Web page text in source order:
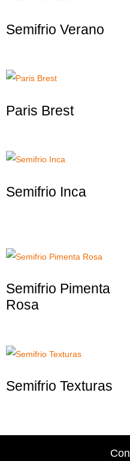
Semifrio Verano
Paris Brest
Semifrio Inca
Semifrio Pimenta
Rosa
Semifrio Texturas